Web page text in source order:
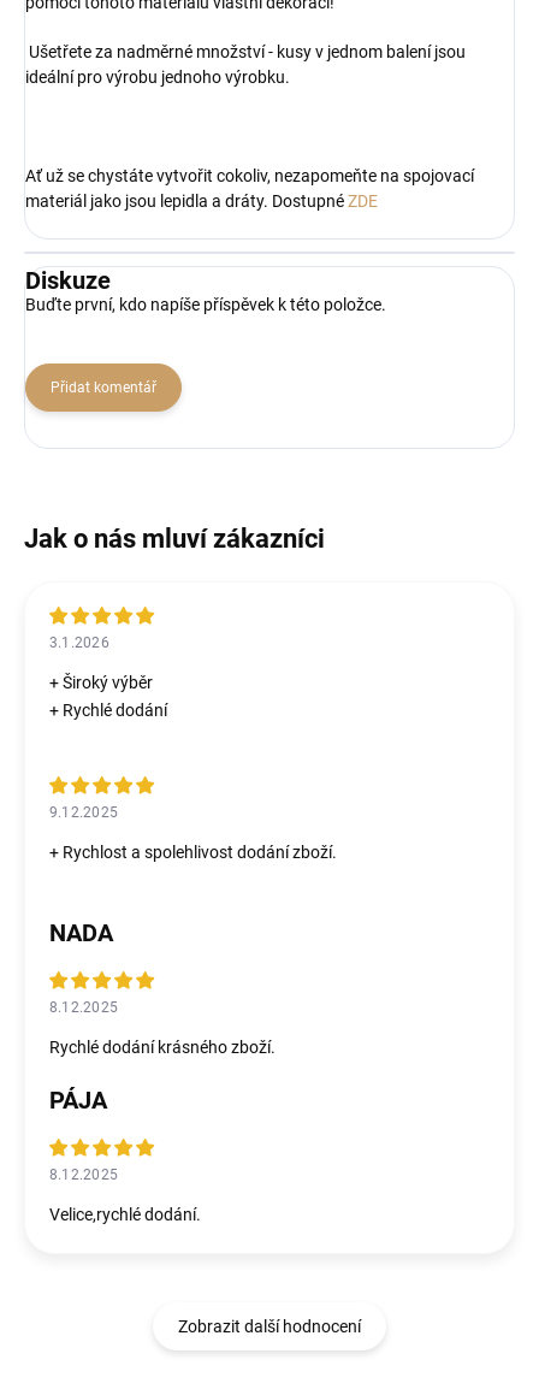
Ušetřete za nadměrné množství - kusy v jednom balení jsou
ideální pro výrobu jednoho výrobku.
Ať už se chystáte vytvořit cokoliv, nezapomeňte na spojovací
materiál jako jsou lepidla a dráty. DostupnéZDE
Diskuze
Buďte první, kdo napíše příspěvek k této položce.
Přidat komentář
3.1.2026
+ Široký výběr
+ Rychlé dodání
9.12.2025
+ Rychlost a spolehlivost dodání zboží.
NADA
8.12.2025
Rychlé dodání krásného zboží.
PÁJA
8.12.2025
Velice,rychlé dodání.
Zobrazit další hodnocení